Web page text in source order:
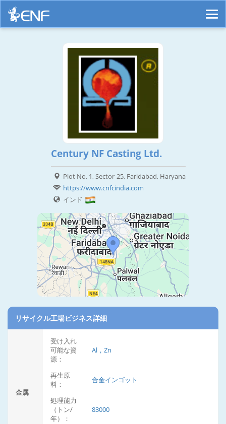
Century NF Casting Ltd.
Plot No. 1, Sector-25, Faridabad, Haryana
https://www.cnfcindia.com
インド
リサイクル工場ビジネス詳細
金属
受け入れ
可能な資
源：
Al，Zn
再生原
料：
合金インゴット
処理能力
（トン/
年）：
83000